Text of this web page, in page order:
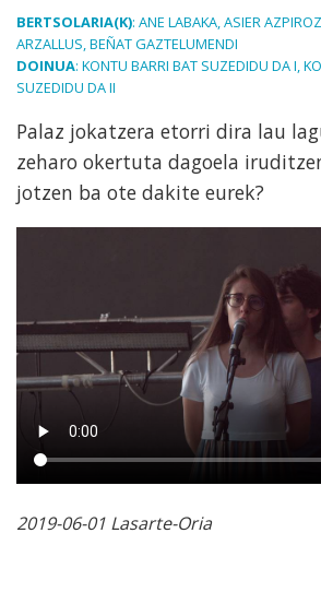
BERTSOLARIA(K): ANE LABAKA, ASIER
ARZALLUS, BEÑAT GAZTELUMENDI
DOINUA: KONTU BARRI BAT SUZEDIDU DA I,
SUZEDIDU DA II
Palaz jokatzera etorri dira lau
zeharo okertuta dagoela
jotzen ba ote dakite eurek?
2019-06-01 Lasarte-Oria